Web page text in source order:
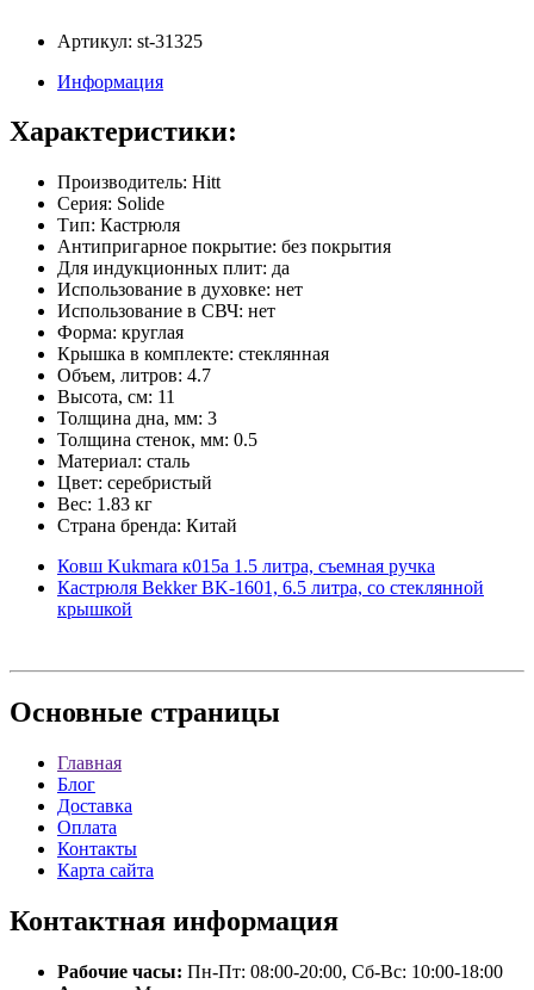
Артикул: st-31325
Информация
Характеристики:
Производитель: Hitt
Серия: Solide
Тип: Кастрюля
Антипригарное покрытие: без покрытия
Для индукционных плит: да
Использование в духовке: нет
Использование в СВЧ: нет
Форма: круглая
Крышка в комплекте: стеклянная
Объем, литров: 4.7
Высота, см: 11
Толщина дна, мм: 3
Толщина стенок, мм: 0.5
Материал: сталь
Цвет: серебристый
Вес: 1.83 кг
Страна бренда: Китай
Ковш Kukmara к015а 1.5 литра, съемная ручка
Кастрюля Bekker BK-1601, 6.5 литра, со стеклянной
крышкой
Основные страницы
Главная
Блог
Доставка
Оплата
Контакты
Карта сайта
Контактная информация
Рабочие часы: Пн-Пт: 08:00-20:00, Сб-Вс: 10:00-18:00